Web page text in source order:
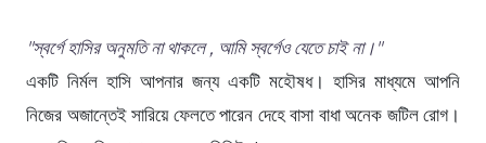
"স্বর্গে হাসির অনুমতি না থাকলে , আমি স্বর্গেও যেতে চাই না।"
একটি নির্মল হাসি আপনার জন্য একটি মহৌষধ। হাসির মাধ্যমে আপনি
নিজের অজান্তেই সারিয়ে ফেলতে পারেন দেহে বাসা বাধা অনেক জটিল রোগ।